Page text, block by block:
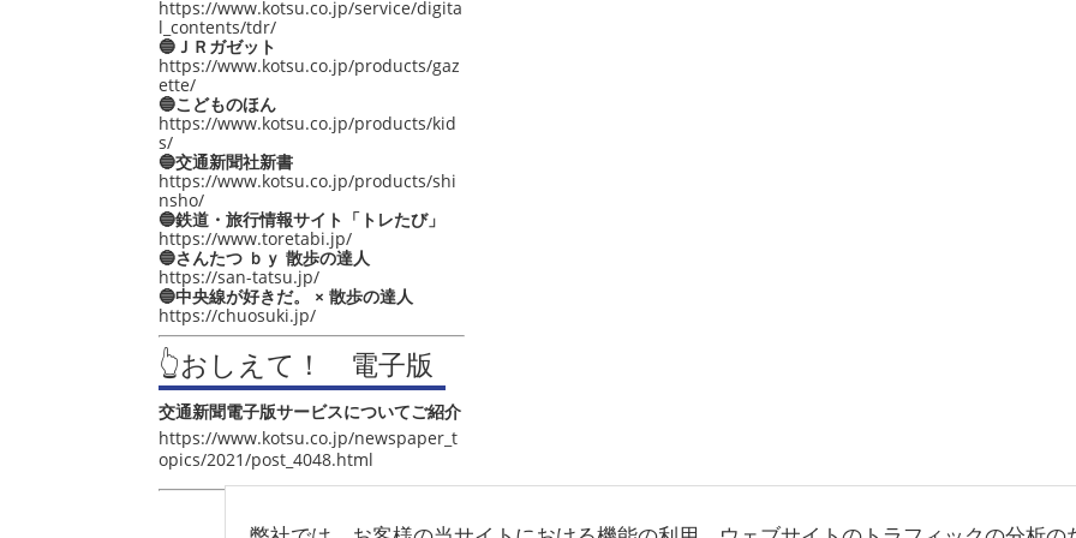
https://www.kotsu.co.jp/service/digita
l_contents/tdr/
🔵ＪＲガゼット
https://www.kotsu.co.jp/products/gaz
ette/
🔵こどものほん
https://www.kotsu.co.jp/products/kid
s/
🔵交通新聞社新書
https://www.kotsu.co.jp/products/shi
nsho/
🔵鉄道・旅行情報サイト「トレたび」
https://www.toretabi.jp/
🔵さんたつ ｂｙ 散歩の達人
https://san-tatsu.jp/
🔵中央線が好きだ。 × 散歩の達人
https://chuosuki.jp/
👆おしえて！ 電子版
交通新聞電子版サービスについてご紹介
https://www.kotsu.co.jp/newspaper_t
opics/2021/post_4048.html